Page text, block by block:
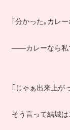
｢分かった｡カレー
――カレーなら私
｢じゃぁ出来上が
そう言って結城